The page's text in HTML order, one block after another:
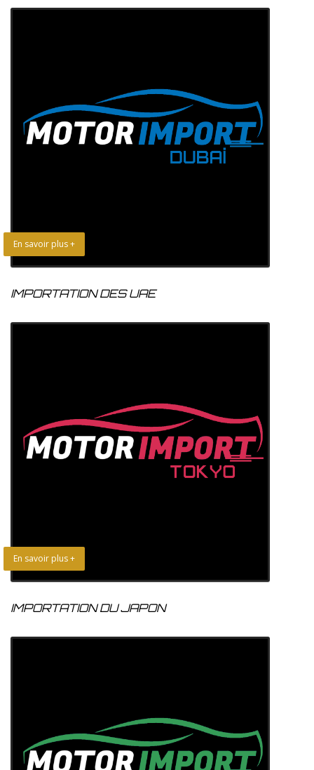
En savoir plus +
IMPORTATION DES UAE
En savoir plus +
IMPORTATION DU JAPON